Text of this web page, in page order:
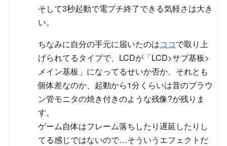
そして3秒起動で電プチ終了できる気軽さは大き
い。
ちなみに自分の手元に届いたのはココで取り上
げられてるタイプで、LCDが「LCD>サブ基板>
メイン基板」になってるせいか否か、それとも
個体差なのか、起動から1分くらいは昔のブラウ
ン管モニタの焼き付きのような残像?が残りま
す。
ゲーム自体はフレーム落ちしたり遅延したりし
てる感じではないので…そういうエフェクトだ